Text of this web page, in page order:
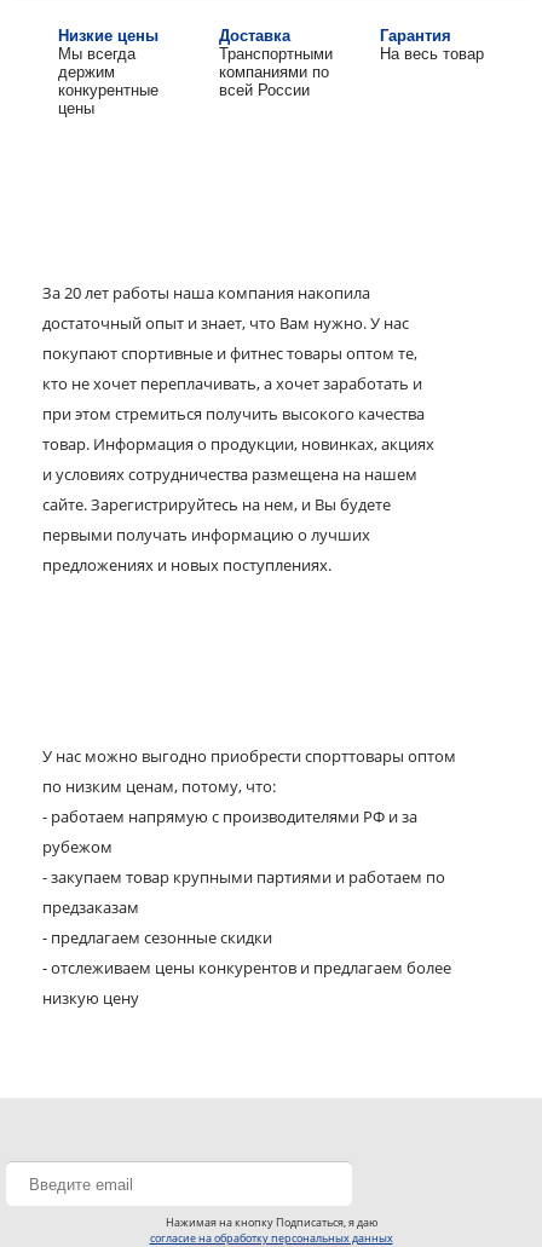
Низкие цены
Мы всегда
держим
конкурентные
цены
Доставка
Транспортными
компаниями по
всей России
Гарантия
На весь товар
За 20 лет работы наша компания накопила
достаточный опыт и знает, что Вам нужно. У нас
покупают спортивные и фитнес товары оптом те,
кто не хочет переплачивать, а хочет заработать и
при этом стремиться получить высокого качества
товар. Информация о продукции, новинках, акциях
и условиях сотрудничества размещена на нашем
сайте. Зарегистрируйтесь на нем, и Вы будете
первыми получать информацию о лучших
предложениях и новых поступлениях.
У нас можно выгодно приобрести спорттовары оптом
по низким ценам, потому, что:
- работаем напрямую с производителями РФ и за
рубежом
- закупаем товар крупными партиями и работаем по
предзаказам
- предлагаем сезонные скидки
- отслеживаем цены конкурентов и предлагаем более
низкую цену
Нажимая на кнопку Подписаться, я даю
согласие на обработку персональных данных